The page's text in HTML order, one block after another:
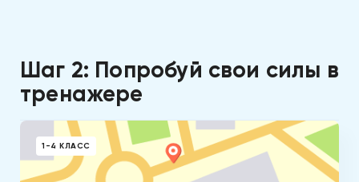
Шаг 2: Попробуй свои силы в
тренажере
1-4 КЛАСС